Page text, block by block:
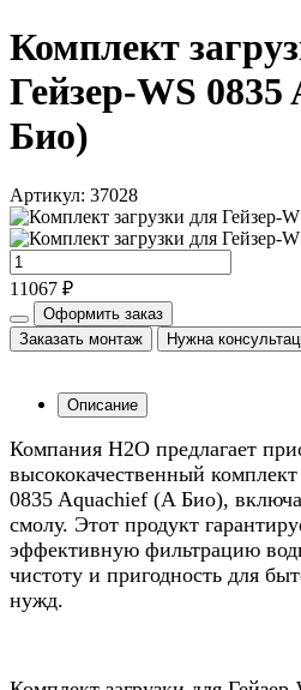
Комплект
Гейзер-WS
Био)
Артикул: 37028
11067 ₽
Оформить заказ
Заказать монтаж
Нужна
Описание
Компания Н2О предлагает
высококачественный комплект
0835 Aquachief (A Био),
смолу. Этот продукт
эффективную фильтрацию
чистоту и пригодность для
нужд.